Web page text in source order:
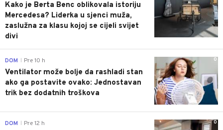
Kako je Berta Benc oblikovala istoriju
Mercedesa? Liderka u sjenci muža,
zaslužna za klasu kojoj se cijeli svijet
divi
0
DOM Pre 10 h
Ventilator može bolje da rashladi stan
ako ga postavite ovako: Jednostavan
trik bez dodatnih troškova
0
DOM Pre 12 h